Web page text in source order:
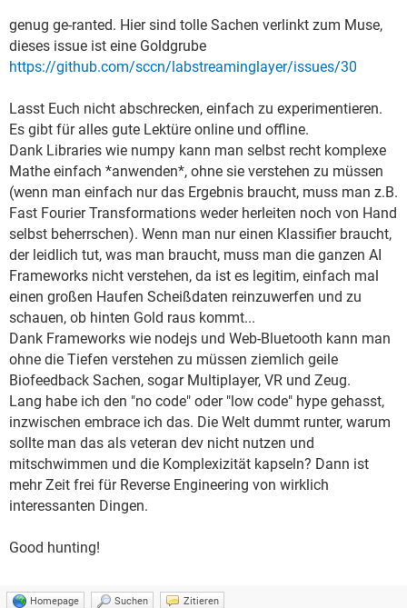
genug ge-ranted. Hier sind tolle Sachen verlinkt zum Muse,
dieses issue ist eine Goldgrube
https://github.com/sccn/labstreaminglayer/issues/30
Lasst Euch nicht abschrecken, einfach zu experimentieren.
Es gibt für alles gute Lektüre online und offline.
Dank Libraries wie numpy kann man selbst recht komplexe
Mathe einfach *anwenden*, ohne sie verstehen zu müssen
(wenn man einfach nur das Ergebnis braucht, muss man z.B.
Fast Fourier Transformations weder herleiten noch von Hand
selbst beherrschen). Wenn man nur einen Klassifier braucht,
der leidlich tut, was man braucht, muss man die ganzen AI
Frameworks nicht verstehen, da ist es legitim, einfach mal
einen großen Haufen Scheißdaten reinzuwerfen und zu
schauen, ob hinten Gold raus kommt...
Dank Frameworks wie nodejs und Web-Bluetooth kann man
ohne die Tiefen verstehen zu müssen ziemlich geile
Biofeedback Sachen, sogar Multiplayer, VR und Zeug.
Lang habe ich den "no code" oder "low code" hype gehasst,
inzwischen embrace ich das. Die Welt dummt runter, warum
sollte man das als veteran dev nicht nutzen und
mitschwimmen und die Komplexizität kapseln? Dann ist
mehr Zeit frei für Reverse Engineering von wirklich
interessanten Dingen.
Good hunting!
Homepage Suchen Zitieren